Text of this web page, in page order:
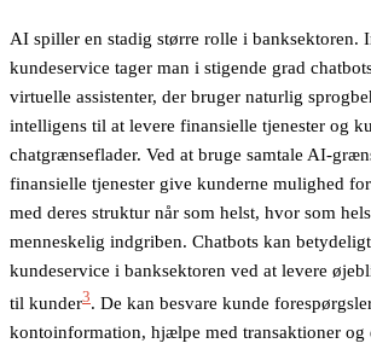
AI spiller en stadig større rolle i banksektoren.
kundeservice tager man i stigende grad
virtuelle assistenter, der bruger naturlig
intelligens til at levere finansielle tjenester og
chatgrænseflader. Ved at bruge samtale AI-
finansielle tjenester give kunderne mulighed
med deres struktur når som helst, hvor som
menneskelig indgriben. Chatbots kan
kundeservice i banksektoren ved at levere
til kunder3. De kan besvare kunde
kontoinformation, hjælpe med transaktioner og